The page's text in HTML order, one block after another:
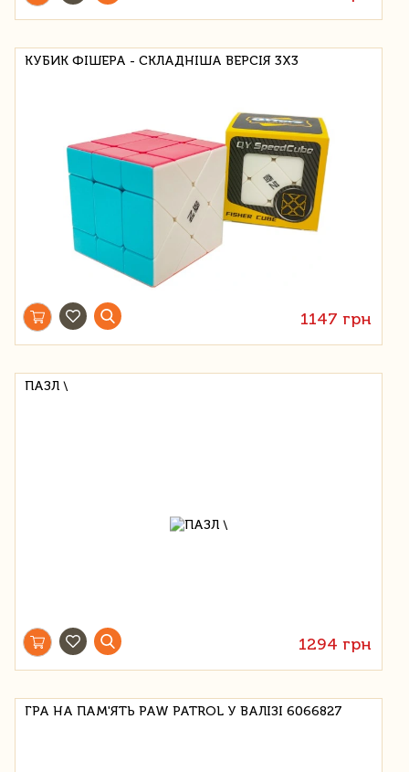
КУБИК ФІШЕРА - СКЛАДНІША ВЕРСІЯ 3Х3
1147 грн
ПАЗЛ \
1294 грн
ГРА НА ПАМ'ЯТЬ PAW PATROL У ВАЛІЗІ 6066827